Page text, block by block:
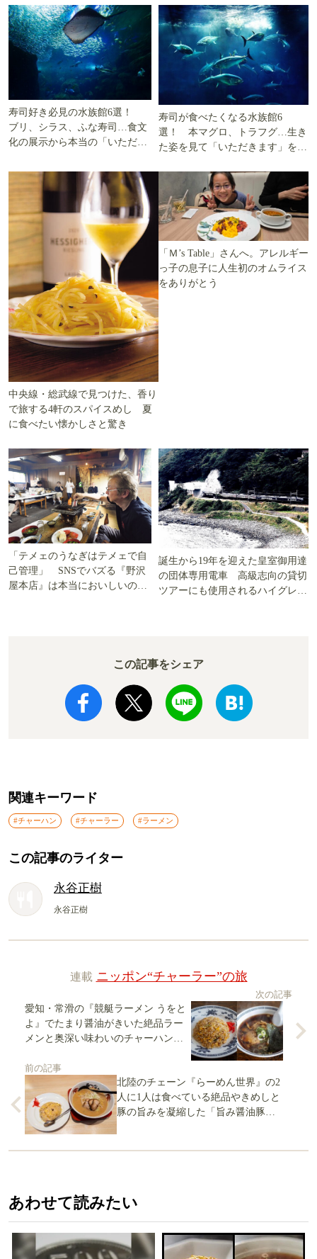
寿司好き必見の水族館6選！
ブリ、シラス、ふな寿司…食文
化の展示から本当の「いただき
寿司が食べたくなる水族館6
選！ 本マグロ、トラフグ…生き
た姿を見て「いただきます」を考
中央線・総武線で見つけた、香り
で旅する4軒のスパイスめし 夏
に食べたい懐かしさと驚き
「Ｍ’s Table」さんへ。アレルギー
っ子の息子に人生初のオムライス
をありがとう
「テメェのうなぎはテメェで自
己管理」 SNSでバズる『野沢
屋本店』は本当においしいの
誕生から19年を迎えた皇室御用達
の団体専用電車 高級志向の貸切
ツアーにも使用されるハイグレー
この記事をシェア
関連キーワード
#チャーハン #チャーラー #ラーメン
この記事のライター
永谷正樹
永谷正樹
連載 ニッポン“チャーラー”の旅
次の記事
愛知・常滑の『競艇ラーメン うをと
よ』でたまり醤油がきいた絶品ラー
メンと奥深い味わいのチャーハンの
前の記事
北陸のチェーン『らーめん世界』の2
人に1人は食べている絶品やきめしと
豚の旨みを凝縮した「旨み醤油豚
あわせて読みたい